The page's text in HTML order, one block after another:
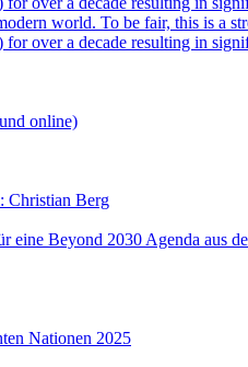
world. To be fair, this is a
over a decade resulting in
online)
Christian Berg
Beyond 2030 Agenda aus
Nationen 2025